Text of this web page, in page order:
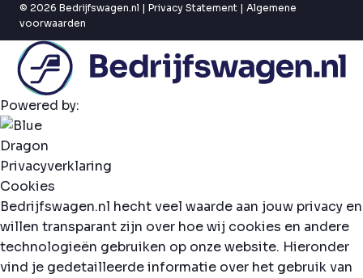
© 2026 Bedrijfswagen.nl | Privacy Statement | Algemene
voorwaarden
Powered by:
Privacyverklaring
Cookies
Bedrijfswagen.nl hecht veel waarde aan jouw privacy en
willen transparant zijn over hoe wij cookies en andere
technologieën gebruiken op onze website. Hieronder
vind je gedetailleerde informatie over het gebruik van